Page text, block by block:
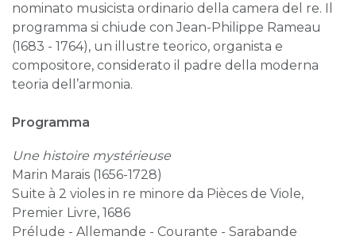
nominato musicista ordinario della camera del re. Il
programma si chiude con Jean-Philippe Rameau
(1683 - 1764), un illustre teorico, organista e
compositore, considerato il padre della moderna
teoria dell’armonia.
Programma
Une histoire mystérieuse
Marin Marais (1656-1728)
Suite à 2 violes in re minore da Pièces de Viole,
Premier Livre, 1686
Prélude - Allemande - Courante - Sarabande